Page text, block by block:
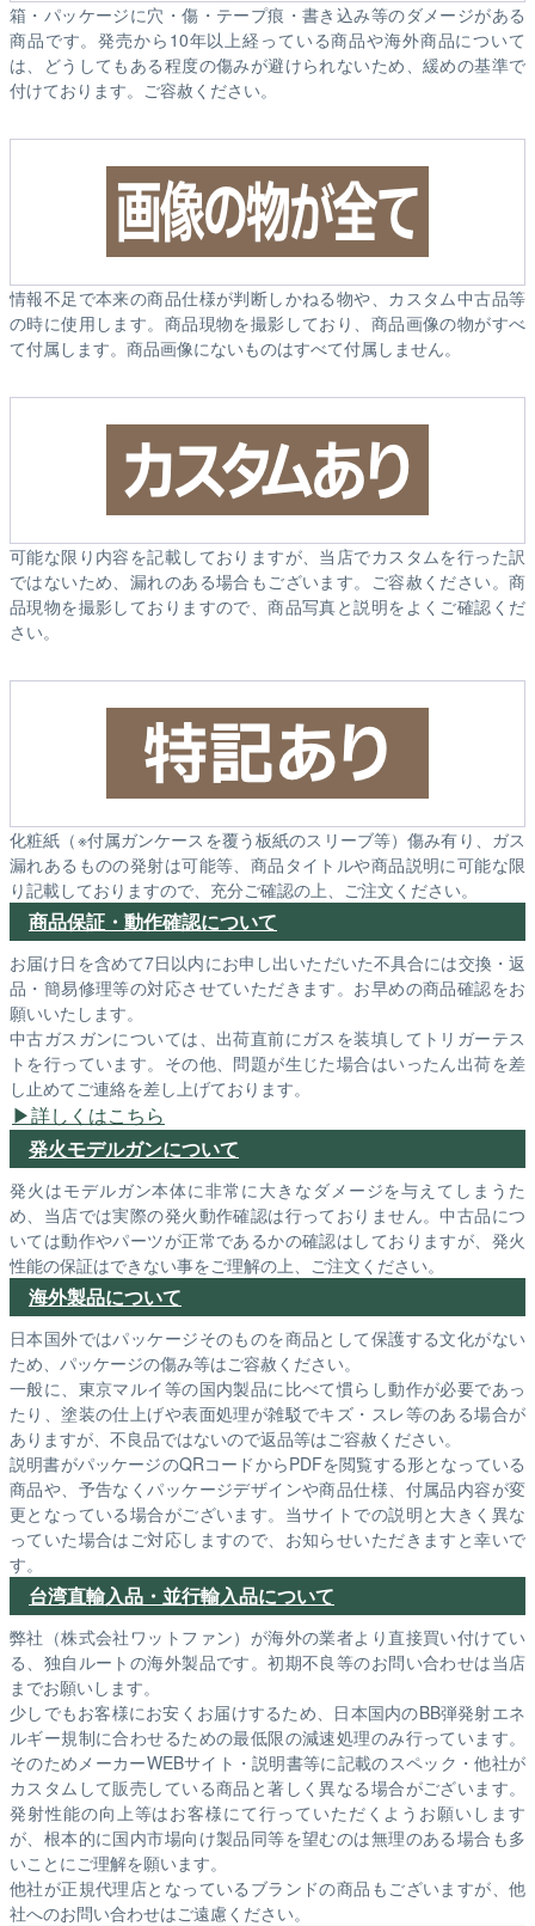
箱・パッケージに穴・傷・テープ痕・書き込み等のダメージがある
商品です。発売から10年以上経っている商品や海外商品について
は、どうしてもある程度の傷みが避けられないため、緩めの基準で
付けております。ご容赦ください。
情報不足で本来の商品仕様が判断しかねる物や、カスタム中古品等
の時に使用します。商品現物を撮影しており、商品画像の物がすべ
て付属します。商品画像にないものはすべて付属しません。
可能な限り内容を記載しておりますが、当店でカスタムを行った訳
ではないため、漏れのある場合もございます。ご容赦ください。商
品現物を撮影しておりますので、商品写真と説明をよくご確認くだ
さい。
化粧紙（※付属ガンケースを覆う板紙のスリーブ等）傷み有り、ガス
漏れあるものの発射は可能等、商品タイトルや商品説明に可能な限
り記載しておりますので、充分ご確認の上、ご注文ください。
商品保証・動作確認について
お届け日を含めて7日以内にお申し出いただいた不具合には交換・返
品・簡易修理等の対応させていただきます。お早めの商品確認をお
願いいたします。
中古ガスガンについては、出荷直前にガスを装填してトリガーテス
トを行っています。その他、問題が生じた場合はいったん出荷を差
し止めてご連絡を差し上げております。
詳しくはこちら
発火モデルガンについて
発火はモデルガン本体に非常に大きなダメージを与えてしまうた
め、当店では実際の発火動作確認は行っておりません。中古品につ
いては動作やパーツが正常であるかの確認はしておりますが、発火
性能の保証はできない事をご理解の上、ご注文ください。
海外製品について
日本国外ではパッケージそのものを商品として保護する文化がない
ため、パッケージの傷み等はご容赦ください。
一般に、東京マルイ等の国内製品に比べて慣らし動作が必要であっ
たり、塗装の仕上げや表面処理が雑駁でキズ・スレ等のある場合が
ありますが、不良品ではないので返品等はご容赦ください。
説明書がパッケージのQRコードからPDFを閲覧する形となっている
商品や、予告なくパッケージデザインや商品仕様、付属品内容が変
更となっている場合がございます。当サイトでの説明と大きく異な
っていた場合はご対応しますので、お知らせいただきますと幸いで
す。
台湾直輸入品・並行輸入品について
弊社（株式会社ワットファン）が海外の業者より直接買い付けてい
る、独自ルートの海外製品です。初期不良等のお問い合わせは当店
までお願いします。
少しでもお客様にお安くお届けするため、日本国内のBB弾発射エネ
ルギー規制に合わせるための最低限の減速処理のみ行っています。
そのためメーカーWEBサイト・説明書等に記載のスペック・他社が
カスタムして販売している商品と著しく異なる場合がございます。
発射性能の向上等はお客様にて行っていただくようお願いします
が、根本的に国内市場向け製品同等を望むのは無理のある場合も多
いことにご理解を願います。
他社が正規代理店となっているブランドの商品もございますが、他
社へのお問い合わせはご遠慮ください。